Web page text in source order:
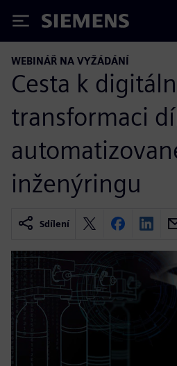
Siemens
WEBINÁŘ NA VYŽÁDÁNÍ
Cesta k
transformaci
inženýringu
Sdílení